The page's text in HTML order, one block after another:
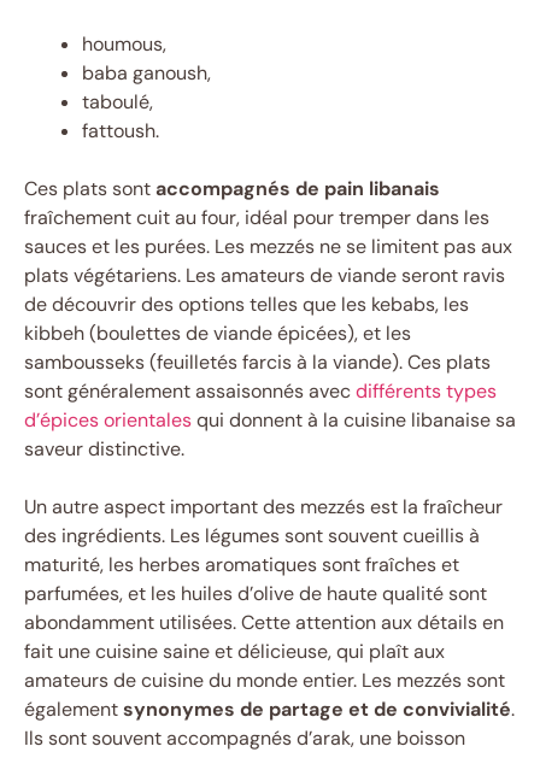
houmous,
baba ganoush,
taboulé,
fattoush.
Ces plats sontaccompagnés de pain libanais
fraîchement cuit au four, idéal pour tremper dans les
sauces et les purées. Les mezzés ne se limitent pas aux
plats végétariens. Les amateurs de viande seront ravis
de découvrir des options telles que les kebabs, les
kibbeh (boulettes de viande épicées), et les
sambousseks (feuilletés farcis à la viande). Ces plats
sont généralement assaisonnés avecdifférents types
d’épices orientalesqui donnent à la cuisine libanaise sa
saveur distinctive.
Un autre aspect important des mezzés est la fraîcheur
des ingrédients. Les légumes sont souvent cueillis à
maturité, les herbes aromatiques sont fraîches et
parfumées, et les huiles d’olive de haute qualité sont
abondamment utilisées. Cette attention aux détails en
fait une cuisine saine et délicieuse, qui plaît aux
amateurs de cuisine du monde entier. Les mezzés sont
égalementsynonymes de partage et de convivialité.
Ils sont souvent accompagnés d’arak, une boisson